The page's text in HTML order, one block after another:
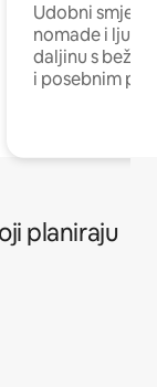
Udobni
nomade i ljude
daljinu s
i posebnim
planiraju